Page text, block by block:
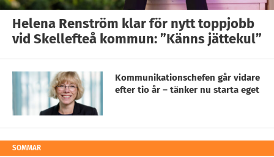
Helena Renström klar för nytt toppjobb
vid Skellefteå kommun: ”Känns jättekul”
Kommunikationschefen går vidare
efter tio år – tänker nu starta eget
SOMMAR